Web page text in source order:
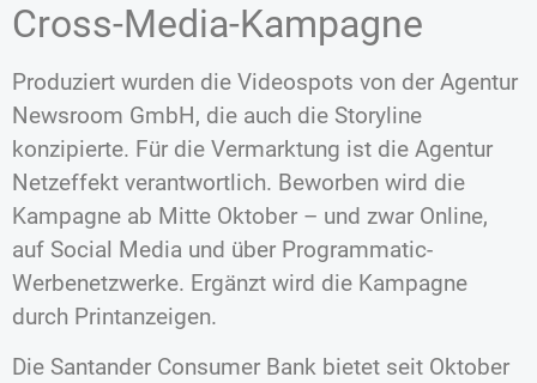
Cross-Media-Kampagne
Produziert wurden die Videospots von der Agentur
Newsroom GmbH, die auch die Storyline
konzipierte. Für die Vermarktung ist die Agentur
Netzeffekt verantwortlich. Beworben wird die
Kampagne ab Mitte Oktober – und zwar Online,
auf Social Media und über Programmatic-
Werbenetzwerke. Ergänzt wird die Kampagne
durch Printanzeigen.
Die Santander Consumer Bank bietet seit Oktober